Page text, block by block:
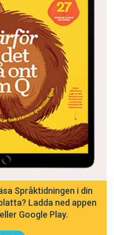
Språktidningen i din
Ladda ned appen
Google Play.